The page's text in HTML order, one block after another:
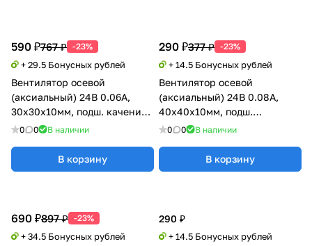
290 ₽377 ₽ -23%
+ 14.5 Бонусных рублей
Вентилятор осевой
(аксиальный) 24В 0.08А,
40х40х10мм, подш.
скольжения, Xinyujie
0 0 В наличии
В корзину
690 ₽897 ₽ -23%
+ 34.5 Бонусных рублей
290 ₽
+ 14.5 Бонусных рублей
590 ₽767 ₽ -23%
+ 29.5 Бонусных рублей
Вентилятор осевой
(аксиальный) 24В 0.06А,
30х30х10мм, подш. качения,
GDSTIME
0 0 В наличии
В корзину